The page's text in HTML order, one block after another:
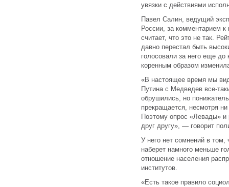
увязки с действиями
Павел Салин, ведущий
России, за комментарием
считает, что это не так.
давно перестал быть
голосовали за него еще до
коренным образом
«В настоящее время мы
Путина с Медведев все-
обрушились, но
прекращается, несмотря
Поэтому опрос «Левады» и
друг другу», — говорит
У него нет сомнений в том,
наберет намного меньше
отношение населения
институтов.
«Есть такое правило